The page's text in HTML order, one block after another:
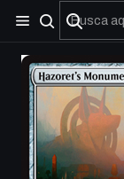
No olviden